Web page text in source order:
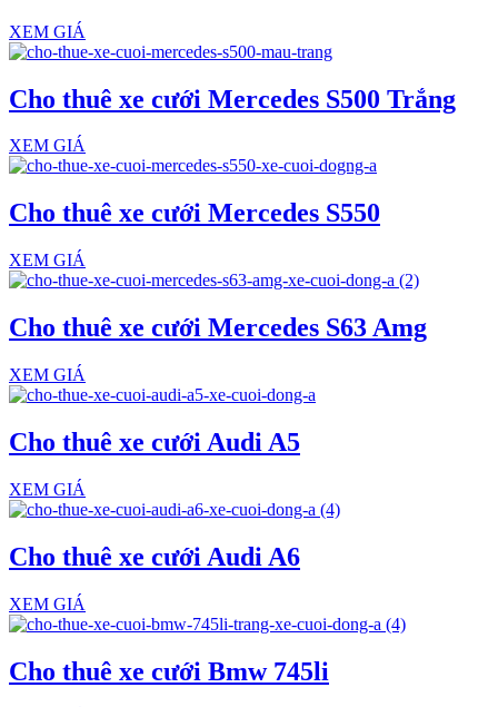
XEM GIÁ
Cho thuê xe cưới Mercedes S500 Trắng
XEM GIÁ
Cho thuê xe cưới Mercedes S550
XEM GIÁ
Cho thuê xe cưới Mercedes S63 Amg
XEM GIÁ
Cho thuê xe cưới Audi A5
XEM GIÁ
Cho thuê xe cưới Audi A6
XEM GIÁ
Cho thuê xe cưới Bmw 745li